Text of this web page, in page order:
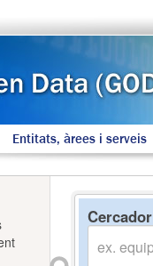
Entitats, àrees i serveis
Cercador